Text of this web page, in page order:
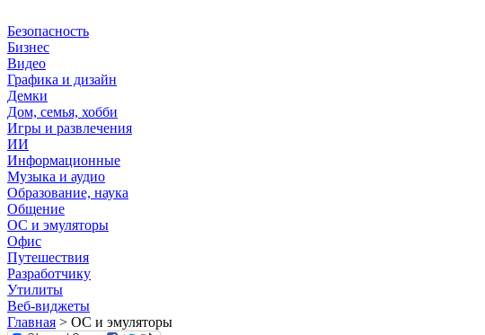
Безопасность
Бизнес
Видео
Графика и дизайн
Демки
Дом, семья, хобби
Игры и развлечения
ИИ
Информационные
Музыка и аудио
Образование, наука
Общение
ОС и эмуляторы
Офис
Путешествия
Разработчику
Утилиты
Веб-виджеты
Главная > ОС и эмуляторы